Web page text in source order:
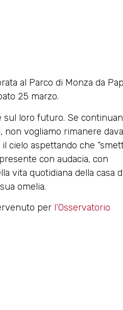
al Parco di Monza da
25 marzo.
loro futuro. Se
non vogliamo rimanere
cielo aspettando che
con audacia, con
vita quotidiana della casa
omelia.
per l’Osservatorio